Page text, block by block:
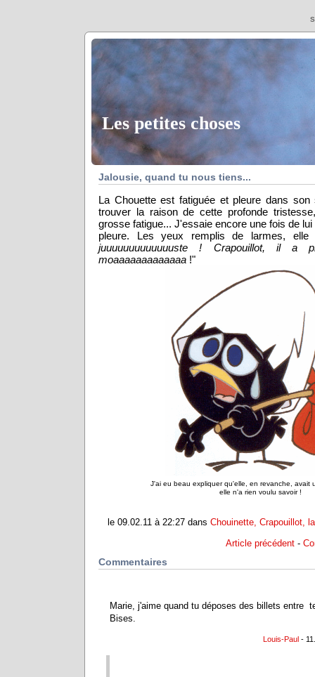
Les petites choses
Jalousie, quand tu nous tiens...
La Chouette est fatiguée et pleure dans
trouver la raison de cette profonde
grosse fatigue... J'essaie encore une fois de
pleure. Les yeux remplis de larmes,
juuuuuuuuuuuuuste ! Crapouillot, il a
moaaaaaaaaaaaaa !"
J'ai eu beau expliquer qu'elle, en revanche, avait
elle n'a rien voulu savoir !
le 09.02.11 à 22:27 dans Chouinette, Crapouillot,
Article précédent -
Commentaires
Marie, j'aime quand tu déposes des billets entre
Bises.
Louis-Paul -